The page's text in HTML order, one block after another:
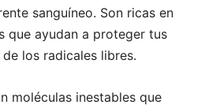
sanguíneo. Son ricas en
que ayudan a proteger tus
los radicales libres.
moléculas inestables que